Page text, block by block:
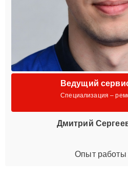
Ведущий
Специализация –
Дмитрий
Опыт работы